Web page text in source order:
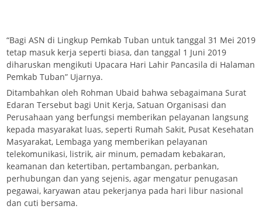
“Bagi ASN di Lingkup Pemkab Tuban untuk tanggal 31 Mei 2019
tetap masuk kerja seperti biasa, dan tanggal 1 Juni 2019
diharuskan mengikuti Upacara Hari Lahir Pancasila di Halaman
Pemkab Tuban” Ujarnya.
Ditambahkan oleh Rohman Ubaid bahwa sebagaimana Surat
Edaran Tersebut bagi Unit Kerja, Satuan Organisasi dan
Perusahaan yang berfungsi memberikan pelayanan langsung
kepada masyarakat luas, seperti Rumah Sakit, Pusat Kesehatan
Masyarakat, Lembaga yang memberikan pelayanan
telekomunikasi, listrik, air minum, pemadam kebakaran,
keamanan dan ketertiban, pertambangan, perbankan,
perhubungan dan yang sejenis, agar mengatur penugasan
pegawai, karyawan atau pekerjanya pada hari libur nasional
dan cuti bersama.